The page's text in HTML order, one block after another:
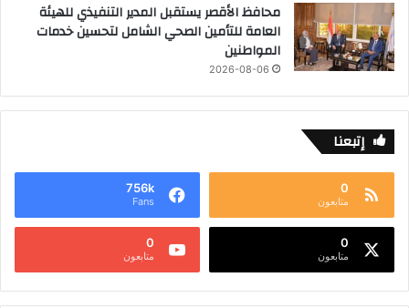
محافظ الأقصر يستقبل المدير التنفيذي للهيئة
العامة للتأمين الصحي الشامل لتحسين خدمات
المواطنين
2026-08-06
إتبعنا
0
متابعون
756k
Fans
0
متابعون
0
متابعون